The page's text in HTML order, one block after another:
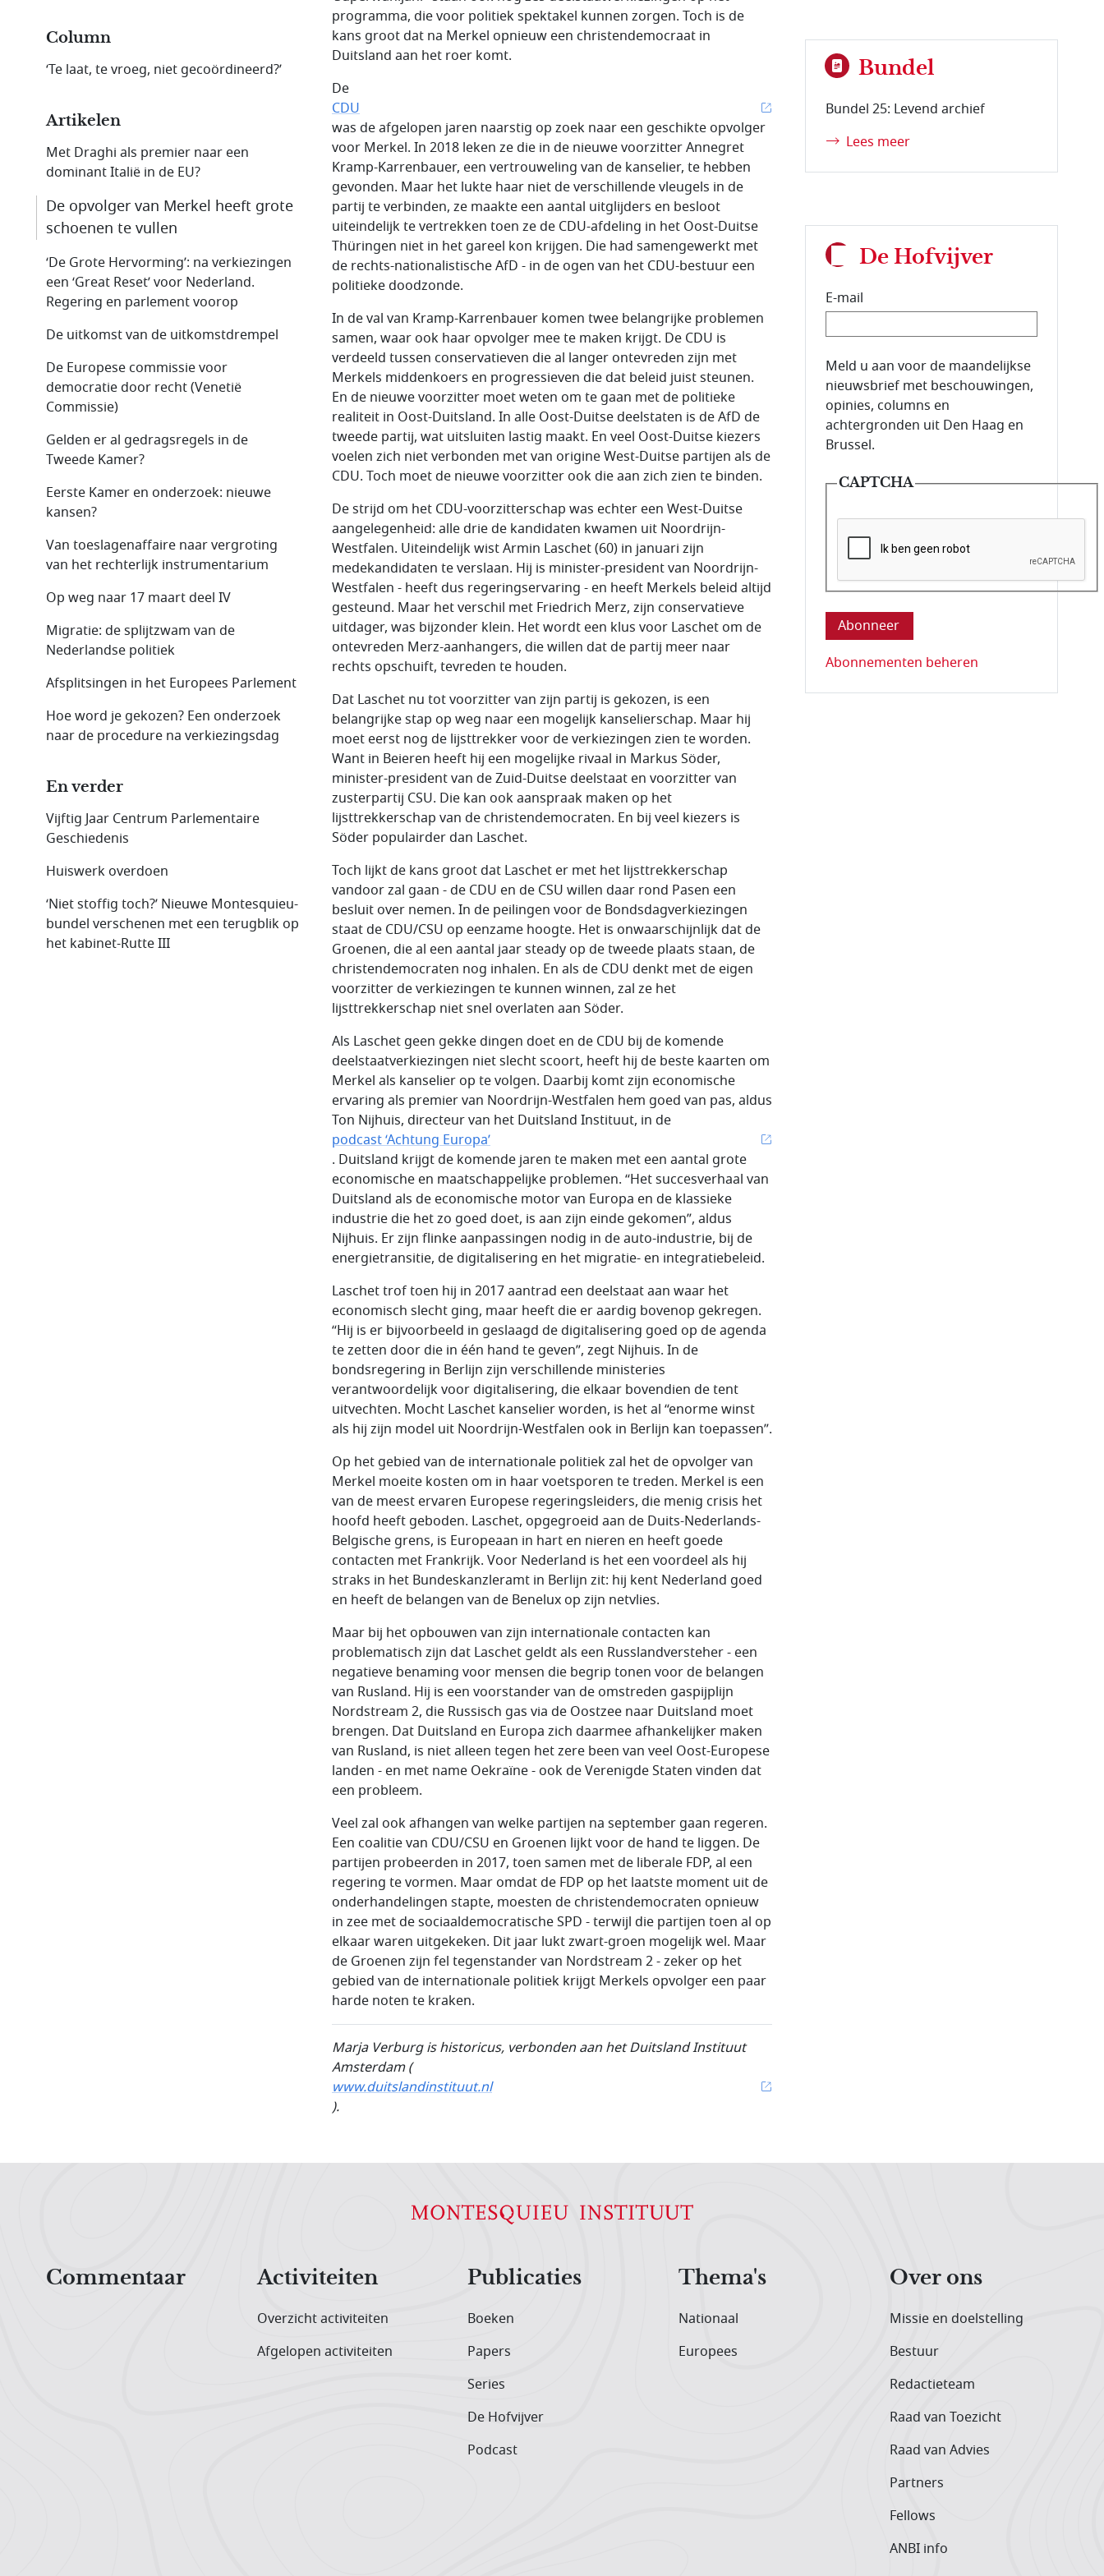
programma, die voor politiek spektakel kunnen zorgen. Toch is de
kans groot dat na Merkel opnieuw een christendemocraat in
Duitsland aan het roer komt.
De
CDU
was de afgelopen jaren naarstig op zoek naar een geschikte opvolger
voor Merkel. In 2018 leken ze die in de nieuwe voorzitter Annegret
Kramp-Karrenbauer, een vertrouweling van de kanselier, te hebben
gevonden. Maar het lukte haar niet de verschillende vleugels in de
partij te verbinden, ze maakte een aantal uitglijders en besloot
uiteindelijk te vertrekken toen ze de CDU-afdeling in het Oost-Duitse
Thüringen niet in het gareel kon krijgen. Die had samengewerkt met
de rechts-nationalistische AfD - in de ogen van het CDU-bestuur een
politieke doodzonde.
In de val van Kramp-Karrenbauer komen twee belangrijke problemen
samen, waar ook haar opvolger mee te maken krijgt. De CDU is
verdeeld tussen conservatieven die al langer ontevreden zijn met
Merkels middenkoers en progressieven die dat beleid juist steunen.
En de nieuwe voorzitter moet weten om te gaan met de politieke
realiteit in Oost-Duitsland. In alle Oost-Duitse deelstaten is de AfD de
tweede partij, wat uitsluiten lastig maakt. En veel Oost-Duitse kiezers
voelen zich niet verbonden met van origine West-Duitse partijen als de
CDU. Toch moet de nieuwe voorzitter ook die aan zich zien te binden.
De strijd om het CDU-voorzitterschap was echter een West-Duitse
aangelegenheid: alle drie de kandidaten kwamen uit Noordrijn-
Westfalen. Uiteindelijk wist Armin Laschet (60) in januari zijn
medekandidaten te verslaan. Hij is minister-president van Noordrijn-
Westfalen - heeft dus regeringservaring - en heeft Merkels beleid altijd
gesteund. Maar het verschil met Friedrich Merz, zijn conservatieve
uitdager, was bijzonder klein. Het wordt een klus voor Laschet om de
ontevreden Merz-aanhangers, die willen dat de partij meer naar
rechts opschuift, tevreden te houden.
Dat Laschet nu tot voorzitter van zijn partij is gekozen, is een
belangrijke stap op weg naar een mogelijk kanselierschap. Maar hij
moet eerst nog de lijsttrekker voor de verkiezingen zien te worden.
Want in Beieren heeft hij een mogelijke rivaal in Markus Söder,
minister-president van de Zuid-Duitse deelstaat en voorzitter van
zusterpartij CSU. Die kan ook aanspraak maken op het
lijsttrekkerschap van de christendemocraten. En bij veel kiezers is
Söder populairder dan Laschet.
Toch lijkt de kans groot dat Laschet er met het lijsttrekkerschap
vandoor zal gaan - de CDU en de CSU willen daar rond Pasen een
besluit over nemen. In de peilingen voor de Bondsdagverkiezingen
staat de CDU/CSU op eenzame hoogte. Het is onwaarschijnlijk dat de
Groenen, die al een aantal jaar steady op de tweede plaats staan, de
christendemocraten nog inhalen. En als de CDU denkt met de eigen
voorzitter de verkiezingen te kunnen winnen, zal ze het
lijsttrekkerschap niet snel overlaten aan Söder.
Als Laschet geen gekke dingen doet en de CDU bij de komende
deelstaatverkiezingen niet slecht scoort, heeft hij de beste kaarten om
Merkel als kanselier op te volgen. Daarbij komt zijn economische
ervaring als premier van Noordrijn-Westfalen hem goed van pas, aldus
Ton Nijhuis, directeur van het Duitsland Instituut, in de
podcast ‘Achtung Europa’
. Duitsland krijgt de komende jaren te maken met een aantal grote
economische en maatschappelijke problemen. “Het succesverhaal van
Duitsland als de economische motor van Europa en de klassieke
industrie die het zo goed doet, is aan zijn einde gekomen”, aldus
Nijhuis. Er zijn flinke aanpassingen nodig in de auto-industrie, bij de
energietransitie, de digitalisering en het migratie- en integratiebeleid.
Laschet trof toen hij in 2017 aantrad een deelstaat aan waar het
economisch slecht ging, maar heeft die er aardig bovenop gekregen.
“Hij is er bijvoorbeeld in geslaagd de digitalisering goed op de agenda
te zetten door die in één hand te geven”, zegt Nijhuis. In de
bondsregering in Berlijn zijn verschillende ministeries
verantwoordelijk voor digitalisering, die elkaar bovendien de tent
uitvechten. Mocht Laschet kanselier worden, is het al “enorme winst
als hij zijn model uit Noordrijn-Westfalen ook in Berlijn kan toepassen”.
Op het gebied van de internationale politiek zal het de opvolger van
Merkel moeite kosten om in haar voetsporen te treden. Merkel is een
van de meest ervaren Europese regeringsleiders, die menig crisis het
hoofd heeft geboden. Laschet, opgegroeid aan de Duits-Nederlands-
Belgische grens, is Europeaan in hart en nieren en heeft goede
contacten met Frankrijk. Voor Nederland is het een voordeel als hij
straks in het Bundeskanzleramt in Berlijn zit: hij kent Nederland goed
en heeft de belangen van de Benelux op zijn netvlies.
Maar bij het opbouwen van zijn internationale contacten kan
problematisch zijn dat Laschet geldt als een Russlandversteher - een
negatieve benaming voor mensen die begrip tonen voor de belangen
van Rusland. Hij is een voorstander van de omstreden gaspijplijn
Nordstream 2, die Russisch gas via de Oostzee naar Duitsland moet
brengen. Dat Duitsland en Europa zich daarmee afhankelijker maken
van Rusland, is niet alleen tegen het zere been van veel Oost-Europese
landen - en met name Oekraïne - ook de Verenigde Staten vinden dat
een probleem.
Veel zal ook afhangen van welke partijen na september gaan regeren.
Een coalitie van CDU/CSU en Groenen lijkt voor de hand te liggen. De
partijen probeerden in 2017, toen samen met de liberale FDP, al een
regering te vormen. Maar omdat de FDP op het laatste moment uit de
onderhandelingen stapte, moesten de christendemocraten opnieuw
in zee met de sociaaldemocratische SPD - terwijl die partijen toen al op
elkaar waren uitgekeken. Dit jaar lukt zwart-groen mogelijk wel. Maar
de Groenen zijn fel tegenstander van Nordstream 2 - zeker op het
gebied van de internationale politiek krijgt Merkels opvolger een paar
harde noten te kraken.
Marja Verburg is historicus, verbonden aan het Duitsland Instituut
Amsterdam (
www.duitslandinstituut.nl
).
Column
‘Te laat, te vroeg, niet gecoördineerd?’
Artikelen
Met Draghi als premier naar een
dominant Italië in de EU?
De opvolger van Merkel heeft grote
schoenen te vullen
‘De Grote Hervorming’: na verkiezingen
een ‘Great Reset’ voor Nederland.
Regering en parlement voorop
De uitkomst van de uitkomstdrempel
De Europese commissie voor
democratie door recht (Venetië
Commissie)
Gelden er al gedragsregels in de
Tweede Kamer?
Eerste Kamer en onderzoek: nieuwe
kansen?
Van toeslagenaffaire naar vergroting
van het rechterlijk instrumentarium
Op weg naar 17 maart deel IV
Migratie: de splijtzwam van de
Nederlandse politiek
Afsplitsingen in het Europees Parlement
Hoe word je gekozen? Een onderzoek
naar de procedure na verkiezingsdag
En verder
Vijftig Jaar Centrum Parlementaire
Geschiedenis
Huiswerk overdoen
‘Niet stoffig toch?’ Nieuwe Montesquieu-
bundel verschenen met een terugblik op
het kabinet-Rutte III
Bundel
Bundel 25: Levend archief
Lees meer
De Hofvijver
E-mail
E-mailadres van de abonnee.
Meld u aan voor de maandelijkse
nieuwsbrief met beschouwingen,
opinies, columns en
achtergronden uit Den Haag en
Brussel.
CAPTCHA
Deze vraag is om te controleren dat u
Abonnementen beheren
Commentaar
Activiteiten
Overzicht activiteiten
Afgelopen activiteiten
Publicaties
Boeken
Papers
Series
De Hofvijver
Podcast
Thema's
Nationaal
Europees
Over ons
Missie en doelstelling
Bestuur
Redactieteam
Raad van Toezicht
Raad van Advies
Partners
Fellows
ANBI info